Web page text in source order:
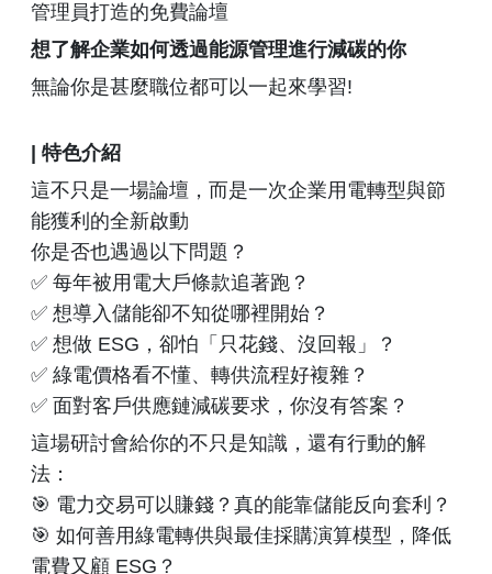
管理員打造的免費論壇
想了解企業如何透過能源管理進行減碳的你
無論你是甚麼職位都可以一起來學習!
| 特色介紹
這不只是一場論壇，而是一次企業用電轉型與節
能獲利的全新啟動
你是否也遇過以下問題？
✅ 每年被用電大戶條款追著跑？
✅ 想導入儲能卻不知從哪裡開始？
✅ 想做 ESG，卻怕「只花錢、沒回報」？
✅ 綠電價格看不懂、轉供流程好複雜？
✅ 面對客戶供應鏈減碳要求，你沒有答案？
這場研討會給你的不只是知識，還有行動的解
法：
🎯 電力交易可以賺錢？真的能靠儲能反向套利？
🎯 如何善用綠電轉供與最佳採購演算模型，降低
電費又顧 ESG？